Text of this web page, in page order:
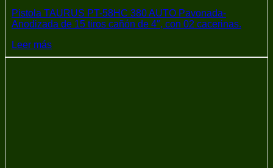
Pistola TAURUS PT-58HC 380 AUTO Pavonada-
Anodizada de 15 tiros cañón de 4″, con 02 cacerinas.
Leer más